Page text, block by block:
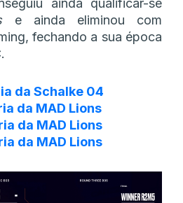
ainda qualificar-se
e ainda eliminou com
fechando a sua época
da Schalke 04
da MAD Lions
da MAD Lions
da MAD Lions